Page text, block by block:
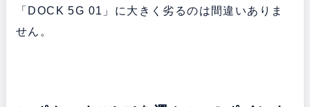
「DOCK 5G 01」に大きく劣るのは間違いありま
せん。